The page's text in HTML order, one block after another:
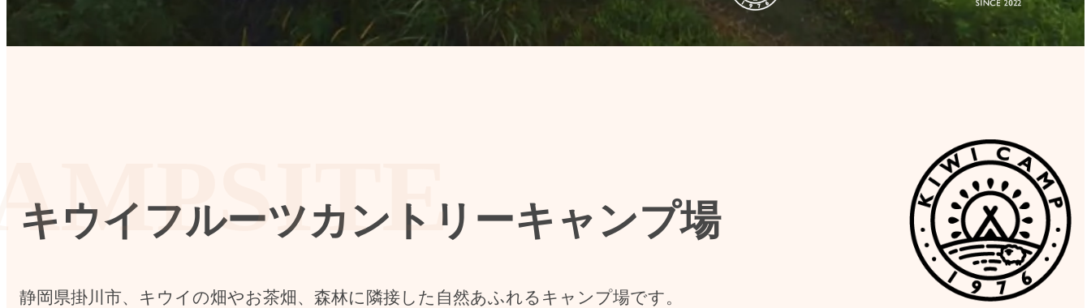
キウイ フルーツカントリーキャンプ場
静岡県掛川市、キウイの畑やお茶畑、森林に隣接した自然あふれるキャンプ場です。